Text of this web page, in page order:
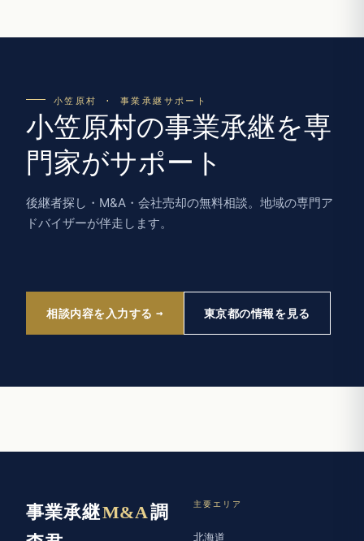
小笠原村 · 事業承継サポート
小笠原村の事業承継を専
門家がサポート
後継者探し・M&A・会社売却の無料相談。地域の専門ア
ドバイザーが伴走します。
相談内容を入力する 東京都の情報を見る
事業承継M&A調
主要エリア
北海道